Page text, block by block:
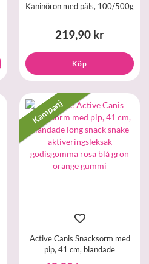
Kaninöron med päls, 100/500g
219,90 kr
Köp
Kampanj
Active Canis Snacksorm med
pip, 41 cm, blandade